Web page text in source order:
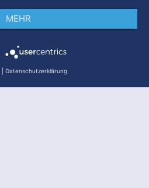
Datenschutz
MEHR
Datenschutzerklärung